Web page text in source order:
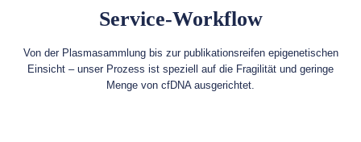
Service-Workflow
Von der Plasmasammlung bis zur publikationsreifen epigenetischen
Einsicht – unser Prozess ist speziell auf die Fragilität und geringe
Menge von cfDNA ausgerichtet.